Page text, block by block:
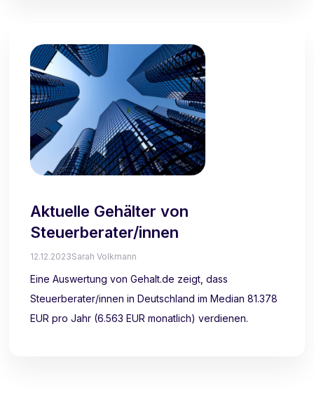
Aktuelle Gehälter von
Steuerberater/innen
12.12.2023Sarah Volkmann
Eine Auswertung von Gehalt.de zeigt, dass
Steuerberater/innen in Deutschland im Median 81.378
EUR pro Jahr (6.563 EUR monatlich) verdienen.